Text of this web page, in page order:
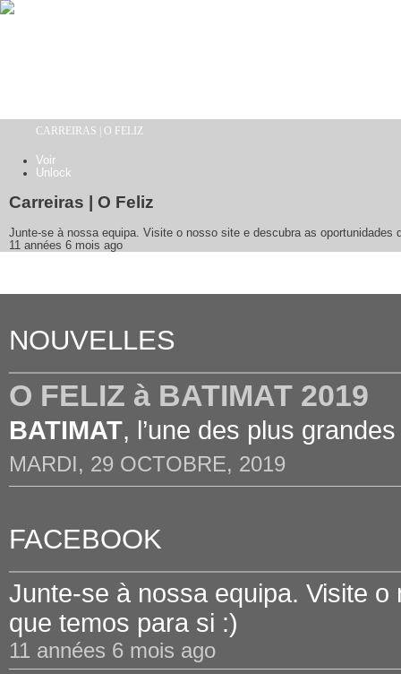
Aller au contenu principal
CARREIRAS | O FELIZ
Onglets principaux
Voir
Unlock
Carreiras | O Feliz
Junte-se à nossa equipa. Visite o nosso site e descubra as oportunidades
11 années 6 mois ago
NOUVELLES
O FELIZ à BATIMAT 2019
BATIMAT, l’une des plus
MARDI, 29 OCTOBRE, 2019
FACEBOOK
Junte-se à nossa equipa. Visite
que temos para si :)
11 années 6 mois ago